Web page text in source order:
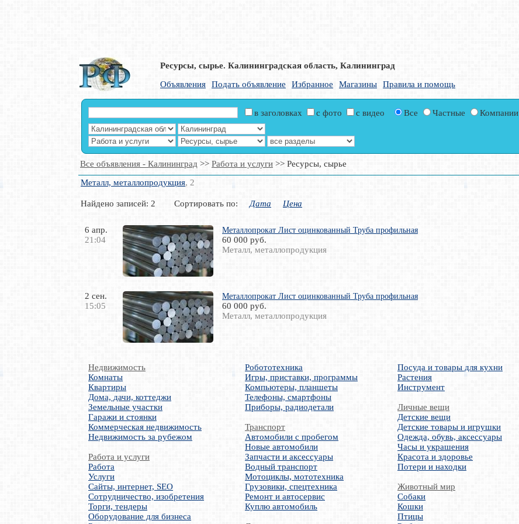
Ресурсы, сырье. Калининградская область, Калининград
Объявления
Подать объявление Избранное Магазины Правила и помощь
в заголовках с фото Все Частные Компании
Все объявления - Калининград >> Работа и услуги >> Ресурсы, сырье
Металл, металлопродукция, 2
Найдено записей: 2 Сортировать по: Дата Цена
6 апр.
21:04
Металлопрокат Лист оцинкованный Труба профильная
60 000 руб.
Металл, металлопродукция
2 сен.
15:05
Металлопрокат Лист оцинкованный Труба профильная
60 000 руб.
Металл, металлопродукция
Недвижимость
Комнаты
Квартиры
Дома, дачи, коттеджи
Земельные участки
Гаражи и стоянки
Коммерческая недвижимость
Недвижимость за рубежом
Работа и услуги
Работа
Услуги
Сайты, интернет, SEO
Сотрудничество, изобретения
Торги, тендеры
Оборудование для бизнеса
Робототехника
Игры, приставки, программы
Компьютеры, планшеты
Телефоны, смартфоны
Приборы, радиодетали
Транспорт
Автомобили с пробегом
Новые автомобили
Запчасти и аксессуары
Водный транспорт
Мотоциклы, мототехника
Грузовики, спецтехника
Ремонт и автосервис
Куплю автомобиль
Посуда и товары для кухни
Растения
Инструмент
Личные вещи
Детские вещи
Детские товары и игрушки
Одежда, обувь, аксессуары
Часы и украшения
Красота и здоровье
Потери и находки
Животный мир
Собаки
Кошки
Птицы